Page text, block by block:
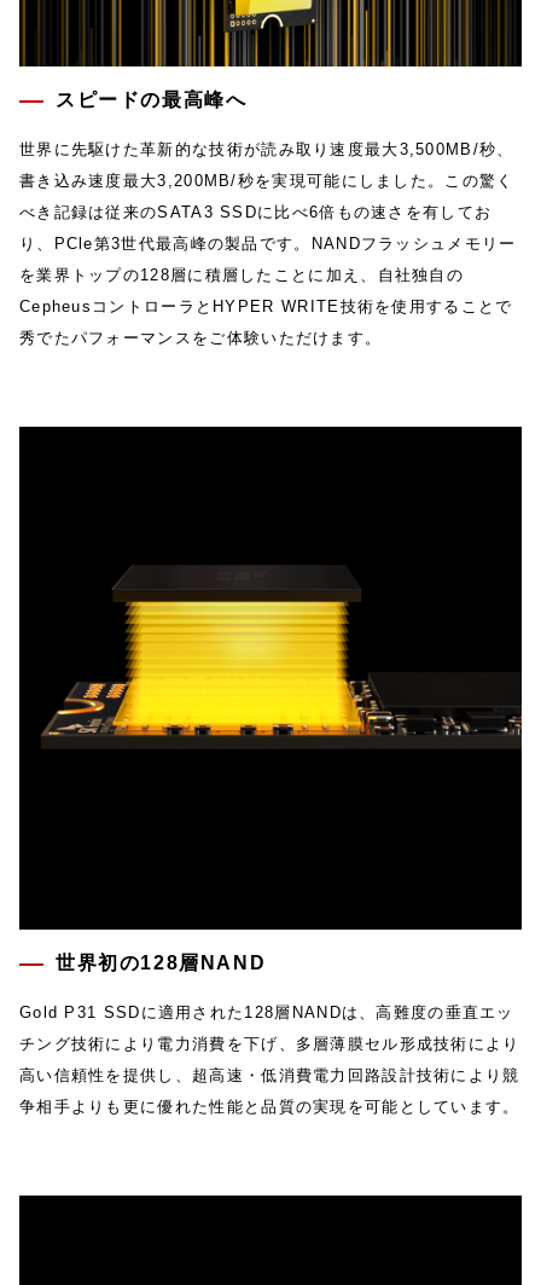
スピードの最⾼峰へ
世界に先駆けた⾰新的な技術が読み取り速度最⼤3,500MB/秒、
書き込み速度最⼤3,200MB/秒を実現可能にしました。この驚く
べき記録は従来のSATA3 SSDに⽐べ6倍もの速さを有してお
り、PCle第3世代最⾼峰の製品です。NANDフラッシュメモリー
を業界トップの128層に積層したことに加え、⾃社独⾃の
CepheusコントローラとHYPER WRITE技術を使⽤することで
秀でたパフォーマンスをご体験いただけます。
世界初の128層NAND
Gold P31 SSDに適⽤された128層NANDは、⾼難度の垂直エッ
チング技術により電⼒消費を下げ、多層薄膜セル形成技術により
⾼い信頼性を提供し、超⾼速・低消費電⼒回路設計技術により競
争相⼿よりも更に優れた性能と品質の実現を可能としています。